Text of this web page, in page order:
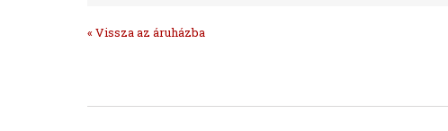
« Vissza az áruházba